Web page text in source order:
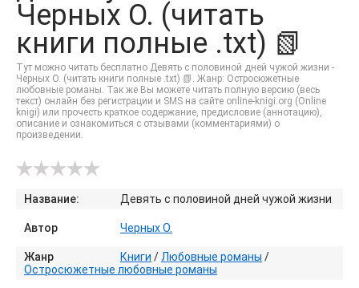
Черных О. (читать
книги полные .txt) 📗
Тут можно читать бесплатно Девять с половиной дней чужой жизни -
Черных О. (читать книги полные .txt) 📗. Жанр: Остросюжетные
любовные романы. Так же Вы можете читать полную версию (весь
текст) онлайн без регистрации и SMS на сайте online-knigi.org (Online
knigi) или прочесть краткое содержание, предисловие (аннотацию),
описание и ознакомиться с отзывами (комментариями) о
произведении.
Название: Девять с половиной дней чужой жизни
Автор Черных О.
Жанр Книги / Любовные романы /
Остросюжетные любовные романы